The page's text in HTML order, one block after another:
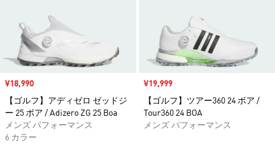
セール価格
¥18,990
【ゴルフ】アディゼロ ゼッドジ
ー 25 ボア / Adizero ZG 25 Boa
メンズ パフォーマンス
6 カラー
セール価格
¥19,999
【ゴルフ】ツアー360 24 ボア /
Tour360 24 BOA
メンズ パフォーマンス